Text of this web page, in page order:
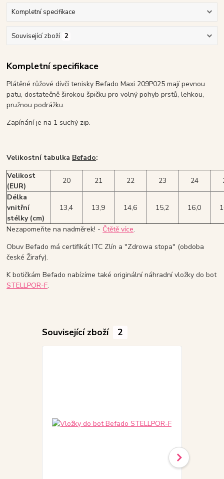
Kompletní specifikace
Související zboží 2
Kompletní specifikace
Plátěné růžové dívčí tenisky Befado Maxi 209P025 mají pevnou
patu, dostatečně širokou špičku pro volný pohyb prstů, lehkou,
pružnou podrážku.
Zapínání je na 1 suchý zip.
Velikostní tabulka Befado:
Velikost
(EUR)
20 21 22 23 24
Délka
vnitřní
stélky (cm)
13,4 13,9 14,6 15,2 16,0
Nezapomeňte na nadměrek! - Čtětě více.
Obuv Befado má certifikát ITC Zlín a "Zdrowa stopa" (obdoba
české Žirafy).
K botičkám Befado nabízíme také originální náhradní vložky do bot
STELLPOR-F.
Související zboží 2